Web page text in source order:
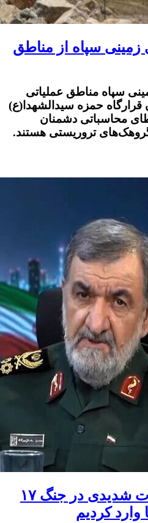
زمینی سپاه از مناطق
سپاه مناطق عملیاتی
حمزه سیدالشهدا(ع)
محاسباتی دشمنان
تروریستی هستند.
سردار رضایی: ضربات شدیدی در جنگ ۱۷
وارد کردیم